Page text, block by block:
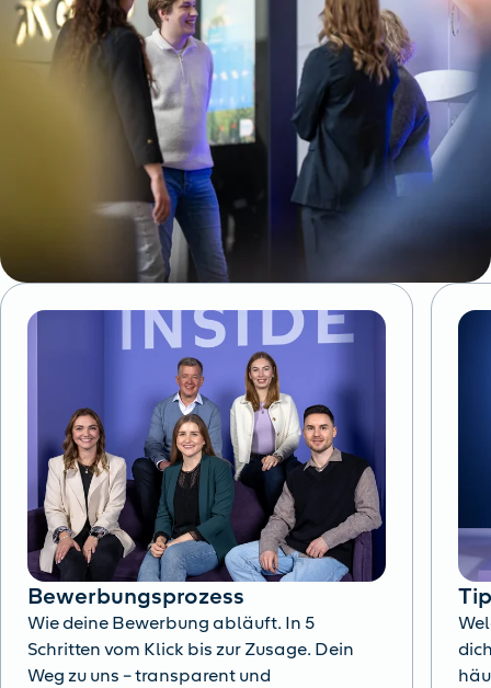
Bewerbungsprozess
Wie deine Bewerbung abläuft. In 5
Schritten vom Klick bis zur Zusage. Dein
Weg zu uns – transparent und